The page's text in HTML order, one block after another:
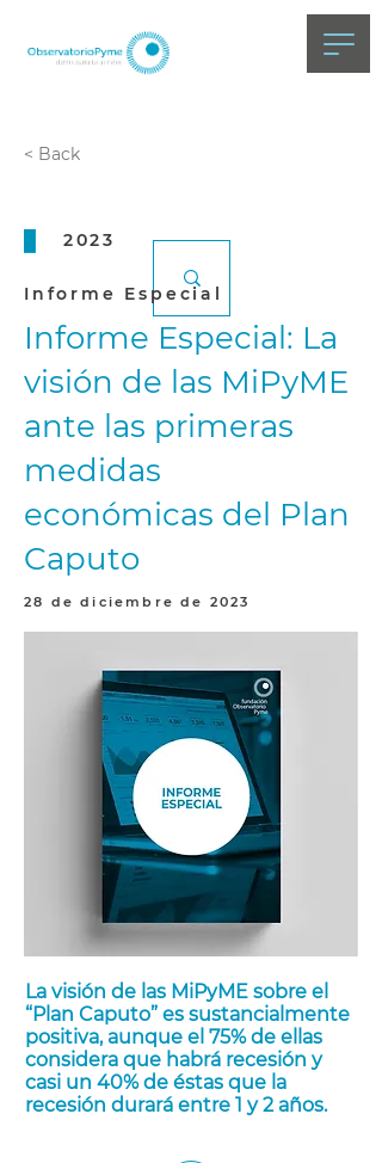
< Back
2023
Informe Especial
Informe Especial: La
visión de las MiPyME
ante las primeras
medidas
económicas del Plan
Caputo
28 de diciembre de 2023
La visión de las MiPyME sobre el
“Plan Caputo” es sustancialmente
positiva, aunque el 75% de ellas
considera que habrá recesión y
casi un 40% de éstas que la
recesión durará entre 1 y 2 años.